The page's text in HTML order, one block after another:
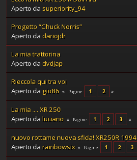
Aperto da superiority_94
Progetto “Chuck Norris”
Aperto da dariojdr
La mia trattorina
Aperto da dvdjap
Rieccola qui tra voi
Aperto da gio86 Pagine 1 2
La mia .... XR 250
Aperto da luciano Pagine 1 2 3
nuovo rottame nuova sfida! XR250R 1994
Aperto da rainbowsix Pagine 1 2 3